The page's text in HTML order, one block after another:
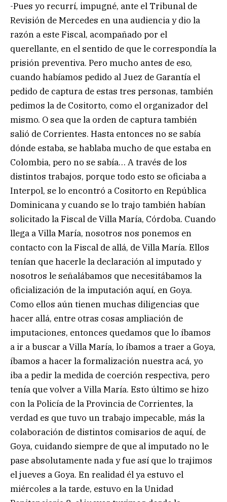
-Pues yo recurrí, impugné, ante el Tribunal de
Revisión de Mercedes en una audiencia y dio la
razón a este Fiscal, acompañado por el
querellante, en el sentido de que le correspondía la
prisión preventiva. Pero mucho antes de eso,
cuando habíamos pedido al Juez de Garantía el
pedido de captura de estas tres personas, también
pedimos la de Cositorto, como el organizador del
mismo. O sea que la orden de captura también
salió de Corrientes. Hasta entonces no se sabía
dónde estaba, se hablaba mucho de que estaba en
Colombia, pero no se sabía… A través de los
distintos trabajos, porque todo esto se oficiaba a
Interpol, se lo encontró a Cositorto en República
Dominicana y cuando se lo trajo también habían
solicitado la Fiscal de Villa María, Córdoba. Cuando
llega a Villa María, nosotros nos ponemos en
contacto con la Fiscal de allá, de Villa María. Ellos
tenían que hacerle la declaración al imputado y
nosotros le señalábamos que necesitábamos la
oficialización de la imputación aquí, en Goya.
Como ellos aún tienen muchas diligencias que
hacer allá, entre otras cosas ampliación de
imputaciones, entonces quedamos que lo íbamos
a ir a buscar a Villa María, lo íbamos a traer a Goya,
íbamos a hacer la formalización nuestra acá, yo
iba a pedir la medida de coerción respectiva, pero
tenía que volver a Villa María. Esto último se hizo
con la Policía de la Provincia de Corrientes, la
verdad es que tuvo un trabajo impecable, más la
colaboración de distintos comisarios de aquí, de
Goya, cuidando siempre de que al imputado no le
pase absolutamente nada y fue así que lo trajimos
el jueves a Goya. En realidad él ya estuvo el
miércoles a la tarde, estuvo en la Unidad